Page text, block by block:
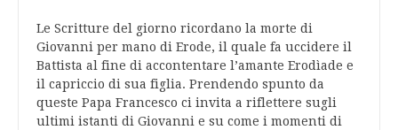
Le Scritture del giorno ricordano la morte di
Giovanni per mano di Erode, il quale fa uccidere il
Battista al fine di accontentare l’amante Erodìade e
il capriccio di sua figlia. Prendendo spunto da
queste Papa Francesco ci invita a riflettere sugli
ultimi istanti di Giovanni e su come i momenti di